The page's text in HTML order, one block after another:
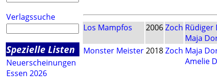
Verlagssuche
Spezielle Listen
Neuerscheinungen
Essen 2026
Los Mampfos 2006Zoch Rüdiger
Maja
Monster Meister2018Zoch Maja
Amelie